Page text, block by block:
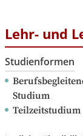
Lehr- und
Studienformen
Studium
Teilzeitstudium